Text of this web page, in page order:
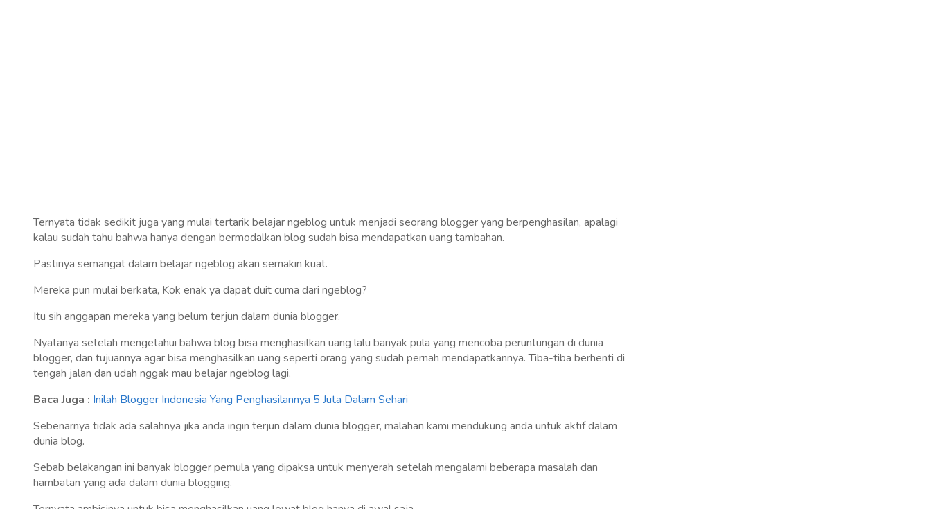
Ternyata tidak sedikit juga yang mulai tertarik belajar ngeblog untuk menjadi seorang blogger yang berpenghasilan, apalagi
kalau sudah tahu bahwa hanya dengan bermodalkan blog sudah bisa mendapatkan uang tambahan.
Pastinya semangat dalam belajar ngeblog akan semakin kuat.
Mereka pun mulai berkata, Kok enak ya dapat duit cuma dari ngeblog?
Itu sih anggapan mereka yang belum terjun dalam dunia blogger.
Nyatanya setelah mengetahui bahwa blog bisa menghasilkan uang lalu banyak pula yang mencoba peruntungan di dunia
blogger, dan tujuannya agar bisa menghasilkan uang seperti orang yang sudah pernah mendapatkannya. Tiba-tiba berhenti di
tengah jalan dan udah nggak mau belajar ngeblog lagi.
Baca Juga : Inilah Blogger Indonesia Yang Penghasilannya 5 Juta Dalam Sehari
Sebenarnya tidak ada salahnya jika anda ingin terjun dalam dunia blogger, malahan kami mendukung anda untuk aktif dalam
dunia blog.
Sebab belakangan ini banyak blogger pemula yang dipaksa untuk menyerah setelah mengalami beberapa masalah dan
hambatan yang ada dalam dunia blogging.